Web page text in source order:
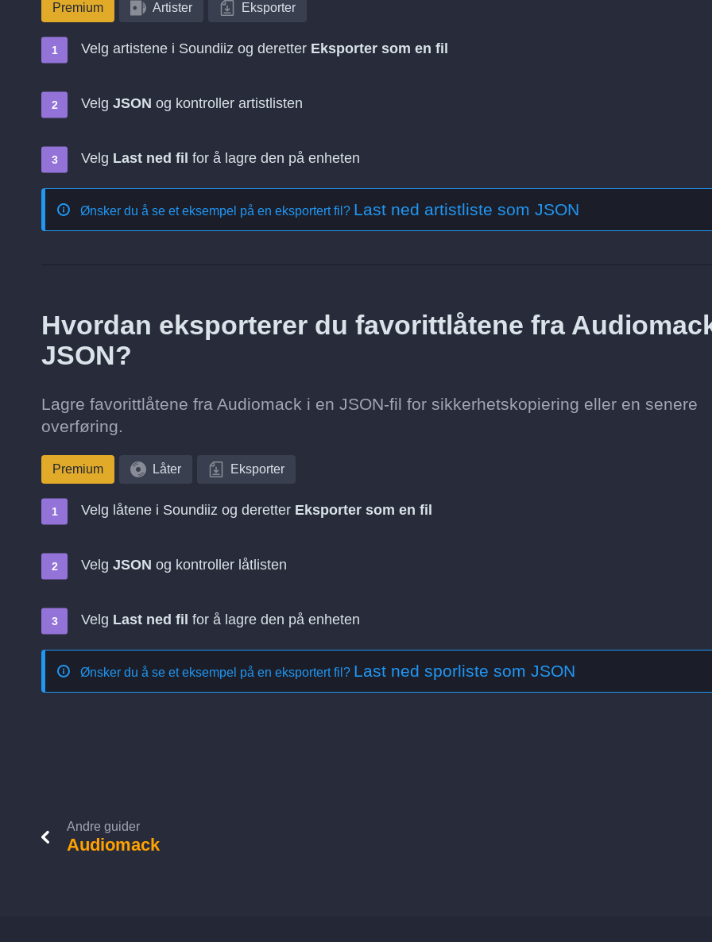
Premium Artister Eksporter
Velg artistene i Soundiiz og deretter Eksporter som en fil
Velg JSON og kontroller artistlisten
Velg Last ned fil for å lagre den på enheten
Ønsker du å se et eksempel på en eksportert fil? Last ned artistliste som JSON
Hvordan eksporterer du favorittlåtene fra
JSON?
Lagre favorittlåtene fra Audiomack i en JSON-fil for sikkerhetskopiering eller en senere
overføring.
Premium Låter Eksporter
Velg låtene i Soundiiz og deretter Eksporter som en fil
Velg JSON og kontroller låtlisten
Velg Last ned fil for å lagre den på enheten
Ønsker du å se et eksempel på en eksportert fil? Last ned sporliste som JSON
Andre guider
Audiomack